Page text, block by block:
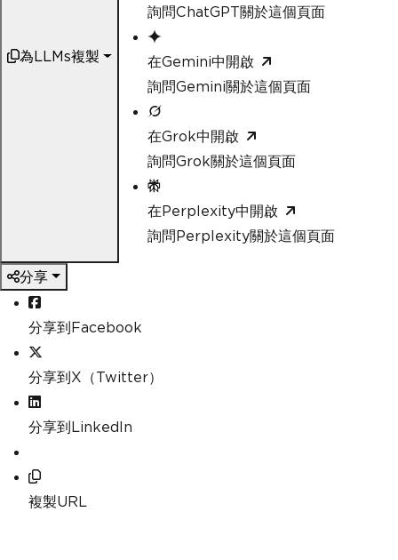
為LLMs複製
詢問ChatGPT關於這個頁面
在Gemini中開啟
詢問Gemini關於這個頁面
在Grok中開啟
詢問Grok關於這個頁面
在Perplexity中開啟
詢問Perplexity關於這個頁面
分享
分享到Facebook
分享到X（Twitter）
分享到LinkedIn
複製URL